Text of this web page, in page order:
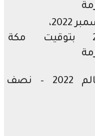
بتوقيت مكة
جدول مباريات كأس العالم 2022 – نصف